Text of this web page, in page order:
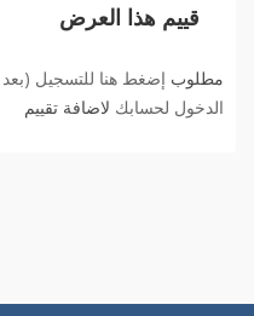
قييم هذا العرض
مطلوب إضغط هنا للتسجيل
الدخول لحسابك لاضافة تقييم